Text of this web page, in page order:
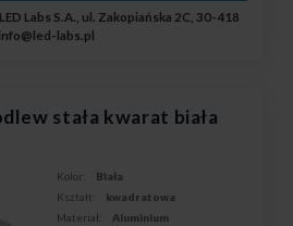
Labs S.A., ul. Zakopiańska 2C, 30-418
info@led-labs.pl
stała kwarat biała
Kolor:
Biała
Kształt:
kwadratowa
Materiał:
Aluminium